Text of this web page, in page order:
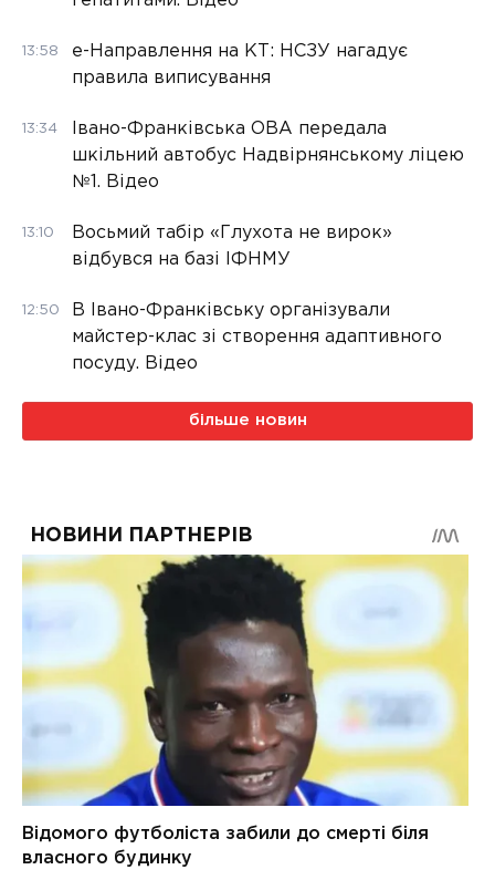
13:58
е-Направлення на КТ: НСЗУ нагадує
правила виписування
13:34
Івано-Франківська ОВА передала
шкільний автобус Надвірнянському ліцею
№1. Відео
13:10
Восьмий табір «Глухота не вирок»
відбувся на базі ІФНМУ
12:50
В Івано-Франківську організували
майстер-клас зі створення адаптивного
посуду. Відео
більше новин